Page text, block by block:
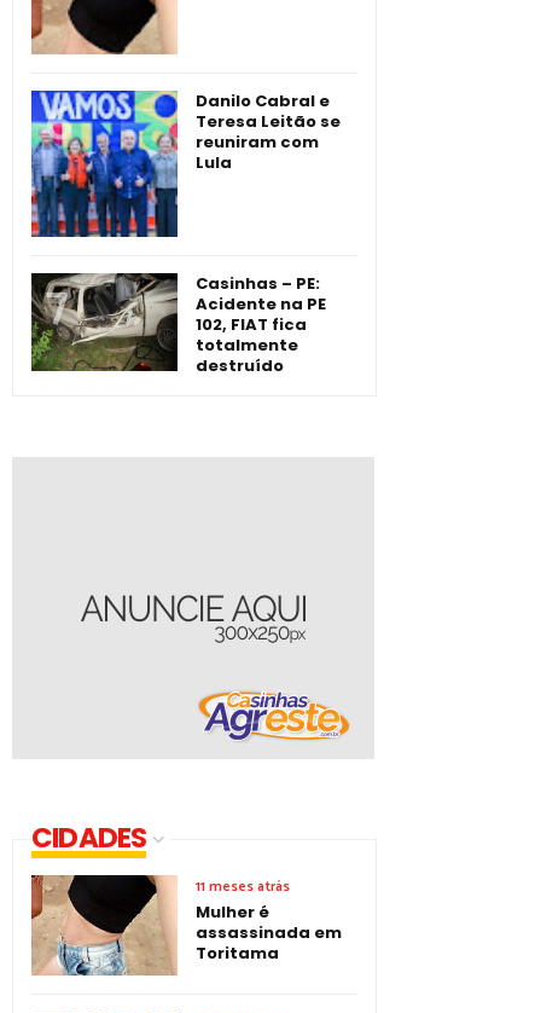
Danilo Cabral e
Teresa Leitão se
reuniram com
Lula
Casinhas – PE:
Acidente na PE
102, FIAT fica
totalmente
destruído
CIDADES
11 meses atrás
Mulher é
assassinada em
Toritama